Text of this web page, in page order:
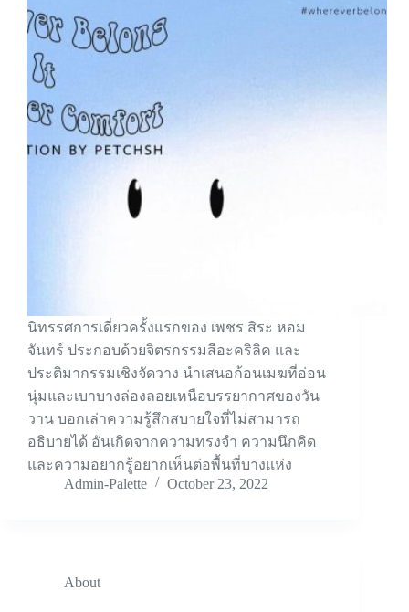
นิทรรศการเดี่ยวครั้งแรกของ เพชร สิระ หอม
จันทร์ ประกอบด้วยจิตรกรรมสีอะคริลิค และ
ประติมากรรมเชิงจัดวาง นำเสนอก้อนเมฆที่อ่อน
นุ่มและเบาบางล่องลอยเหนือบรรยากาศของวัน
วาน บอกเล่าความรู้สึกสบายใจที่ไม่สามารถ
อธิบายได้ อันเกิดจากความทรงจำ ความนึกคิด
และความอยากรู้อยากเห็นต่อพื้นที่บางแห่ง
Admin-Palette
October 23, 2022
About